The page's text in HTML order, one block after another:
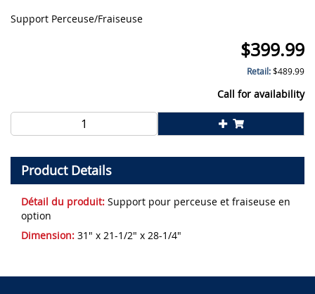
Support Perceuse/Fraiseuse
$399.99
Retail:$489.99
Call for availability
Product Details
Détail du produit: Support pour perceuse et fraiseuse en
option
Dimension: 31" x 21-1/2" x 28-1/4"